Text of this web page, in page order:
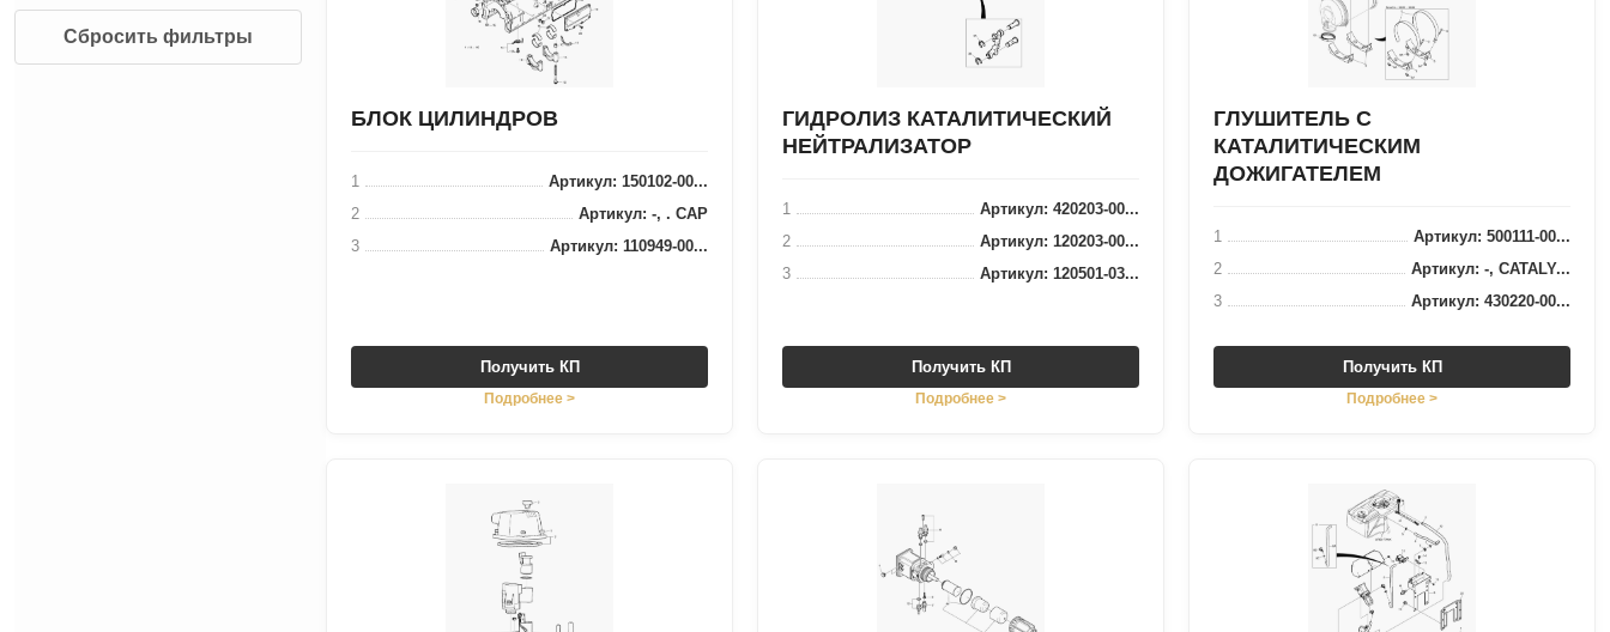
Сбросить фильтры
БЛОК ЦИЛИНДРОВ
1
Артикул: 150102-00...
2
Артикул: -, . CAP
3
Артикул: 110949-00...
Получить КП
Подробнее >
ГИДРОЛИЗ КАТАЛИТИЧЕСКИЙ
НЕЙТРАЛИЗАТОР
1
Артикул: 420203-00...
2
Артикул: 120203-00...
3
Артикул: 120501-03...
Получить КП
Подробнее >
ГЛУШИТЕЛЬ С
КАТАЛИТИЧЕСКИМ
ДОЖИГАТЕЛЕМ
1
Артикул: 500111-00...
2
Артикул: -, CATALY...
3
Артикул: 430220-00...
Получить КП
Подробнее >